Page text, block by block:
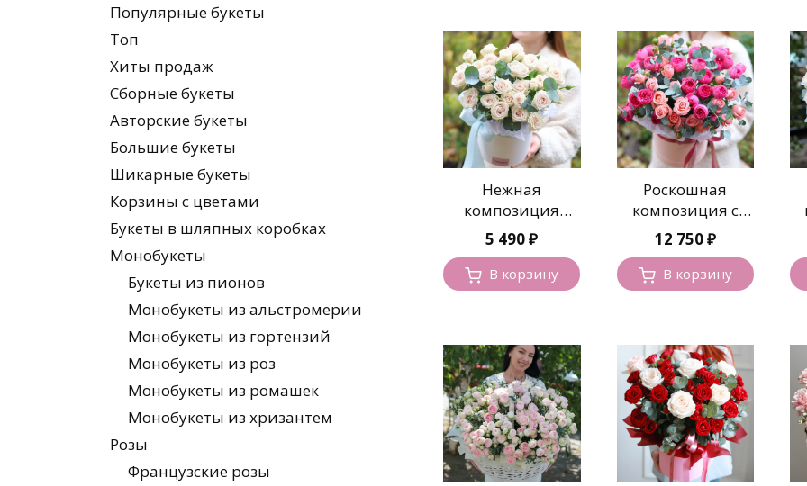
Нежная
композиция
кустовых роз
5 490₽
В корзину
Роскошная
композиция с
крупными
пионовидными
розами
12 750₽
В корзину
Популярные букеты
Топ
Хиты продаж
Сборные букеты
Авторские букеты
Большие букеты
Шикарные букеты
Корзины с цветами
Букеты в шляпных коробках
Монобукеты
Букеты из пионов
Монобукеты из альстромерии
Монобукеты из гортензий
Монобукеты из роз
Монобукеты из ромашек
Монобукеты из хризантем
Розы
Французские розы